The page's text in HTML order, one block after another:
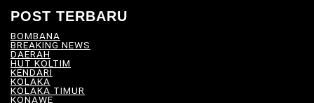
POST TERBARU
BOMBANA
BREAKING NEWS
DAERAH
HUT KOLTIM
KENDARI
KOLAKA
KOLAKA TIMUR
KONAWE